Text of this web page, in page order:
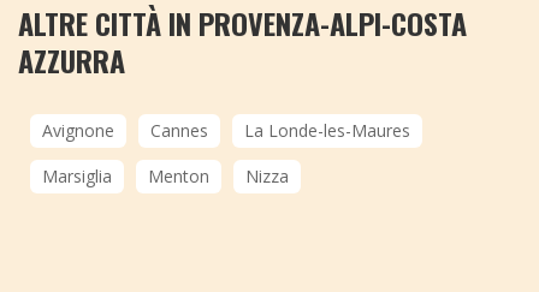
ALTRE CITTÀ IN PROVENZA-ALPI-COSTA
AZZURRA
Avignone Cannes
La Londe-les-Maures
Marsiglia
Menton Nizza